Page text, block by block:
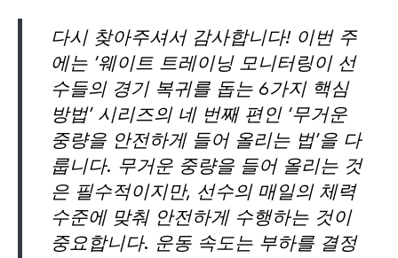
다시 찾아주셔서 감사합니다! 이번 주
에는 ‘웨이트 트레이닝 모니터링이 선
수들의 경기 복귀를 돕는 6가지 핵심
방법’ 시리즈의 네 번째 편인 ‘무거운
중량을 안전하게 들어 올리는 법’을 다
룹니다. 무거운 중량을 들어 올리는 것
은 필수적이지만, 선수의 매일의 체력
수준에 맞춰 안전하게 수행하는 것이
중요합니다. 운동 속도는 부하를 결정